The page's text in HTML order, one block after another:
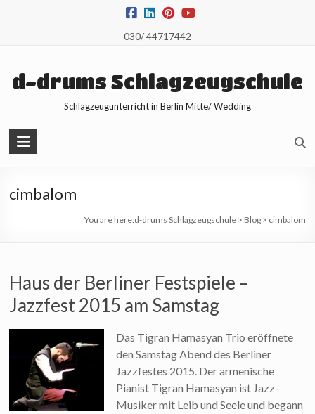
030/ 44717442
d-drums Schlagzeugschule
Schlagzeugunterricht in Berlin Mitte/ Wedding
cimbalom
You are here:d-drums Schlagzeugschule> Blog> cimbalom
Haus der Berliner Festspiele –
Jazzfest 2015 am Samstag
Das Tigran Hamasyan Trio eröffnete
den Samstag Abend des Berliner
Jazzfestes 2015. Der armenische
Pianist Tigran Hamasyan ist Jazz-
Musiker mit Leib und Seele und begann